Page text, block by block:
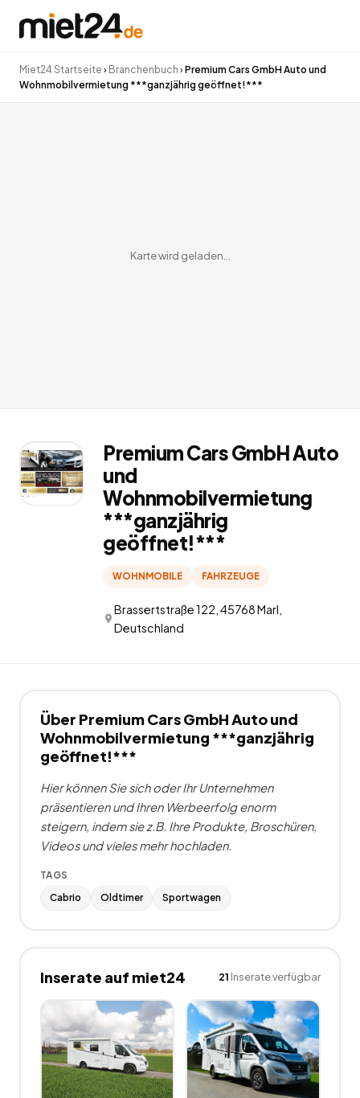
Miet24 Startseite › Branchenbuch › Premium Cars GmbH Auto und
Wohnmobilvermietung ***ganzjährig geöffnet!***
Karte wird geladen…
Premium Cars GmbH Auto
und
Wohnmobilvermietung
***ganzjährig
geöffnet!***
WOHNMOBILE FAHRZEUGE
Brassertstraße 122, 45768 Marl,
Deutschland
Über Premium Cars GmbH Auto und
Wohnmobilvermietung ***ganzjährig
geöffnet!***
Hier können Sie sich oder Ihr Unternehmen
präsentieren und Ihren Werbeerfolg enorm
steigern, indem sie z.B. Ihre Produkte, Broschüren,
Videos und vieles mehr hochladen.
TAGS
Cabrio
Oldtimer Sportwagen
Inserate auf miet24 21 Inserate verfügbar